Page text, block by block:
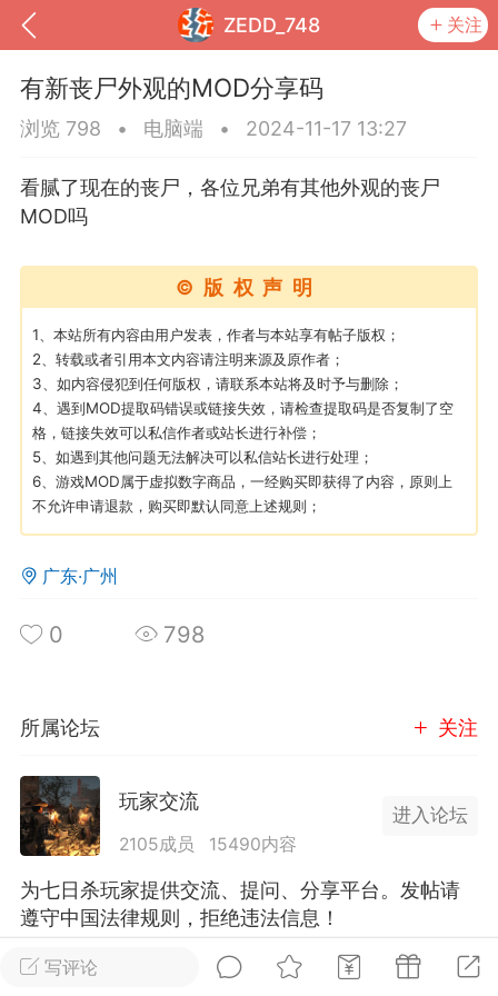
ZEDD_748 关注
我的钱包 道具 排行榜
MOD下载 攻略教程 联机招募
02-10 15:45
卖挂
禁止发布联机可用的作弊模组，
作弊模组在联机服务器使用,为了维护游
模组的发布行为：1. *...
汉
72 2.21w
大人
Lv.8
写评论
有新丧尸外观的MOD分享码
浏览 798 • 电脑端 • 2024-11-17 13:27
看腻了现在的丧尸，各位兄弟有其他外观的丧尸
MOD吗
©版权声明
1、本站所有内容由用户发表，作者与本站享有帖子版权；
2、转载或者引用本文内容请注明来源及原作者；
3、如内容侵犯到任何版权，请联系本站将及时予与删除；
4、遇到MOD提取码错误或链接失效，请检查提取码是否复制了空
格，链接失效可以私信作者或站长进行补偿；
5、如遇到其他问题无法解决可以私信站长进行处理；
6、游戏MOD属于虚拟数字商品，一经购买即获得了内容，原则上
不允许申请退款，购买即默认同意上述规则；
广东·广州
0 798
所属论坛 关注
玩家交流
2105成员 15490内容
进入论坛
为七日杀玩家提供交流、提问、分享平台。发帖请
遵守中国法律规则，拒绝违法信息！
全部 0 正序